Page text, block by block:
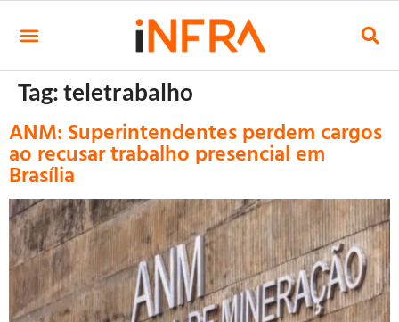
Tag:teletrabalho
ANM: Superintendentes perdem cargos
ao recusar trabalho presencial em
Brasília